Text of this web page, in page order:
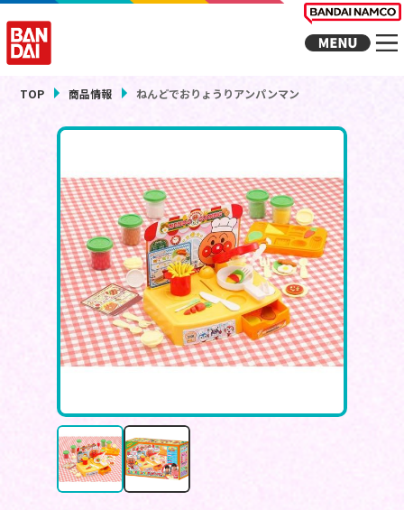
TOP 商品情報 ねんどでおりょうりアンパンマン